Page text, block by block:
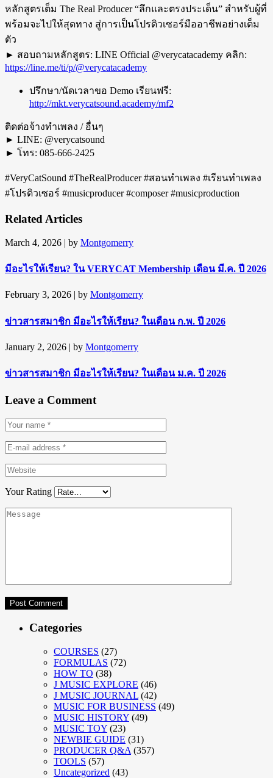
หลักสูตรเต็ม The Real Producer “ลึกและตรงประเด็น” สำหรับผู้ที่
พร้อมจะไปให้สุดทาง สู่การเป็นโปรดิวเซอร์มืออาชีพอย่างเต็ม
ตัว
► สอบถามหลักสูตร: LINE Official @verycatacademy คลิก:
https://line.me/ti/p/@verycatacademy
ปรึกษา/นัดเวลาขอ Demo เรียนฟรี:
http://mkt.verycatsound.academy/mf2
ติดต่อจ้างทำเพลง / อื่นๆ
► LINE: @verycatsound
► โทร: 085-666-2425
#VeryCatSound #TheRealProducer #สอนทำเพลง #เรียนทำเพลง
#โปรดิวเซอร์ #musicproducer #composer #musicproduction
Related Articles
March 4, 2026 | by Montgomerry
มีอะไรให้เรียน? ใน VERYCAT Membership เดือน มี.ค. ปี 2026
February 3, 2026 | by Montgomerry
ข่าวสารสมาชิก มีอะไรให้เรียน? ในเดือน ก.พ. ปี 2026
January 2, 2026 | by Montgomerry
ข่าวสารสมาชิก มีอะไรให้เรียน? ในเดือน ม.ค. ปี 2026
Leave a Comment
Your Rating
Categories
COURSES (27)
FORMULAS (72)
HOW TO (38)
J MUSIC EXPLORE (46)
J MUSIC JOURNAL (42)
MUSIC FOR BUSINESS (49)
MUSIC HISTORY (49)
MUSIC TOY (23)
NEWBIE GUIDE (31)
PRODUCER Q&A (357)
TOOLS (57)
Uncategorized (43)